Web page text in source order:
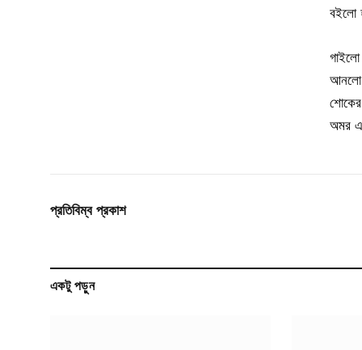
বইলো
আনলো
অমর
প্রতিবিম্ব প্রকাশ
একটু পড়ুন